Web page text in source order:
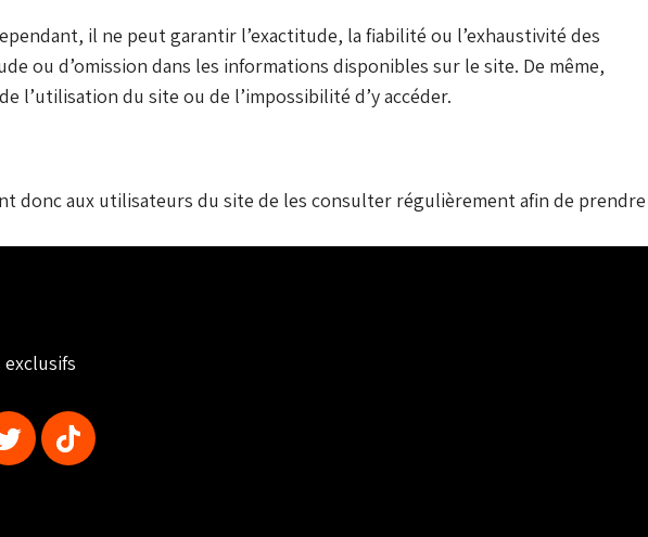
il ne peut garantir l’exactitude, la fiabilité ou l’exhaustivité des
ou d’omission dans les informations disponibles sur le site. De même,
l’utilisation du site ou de l’impossibilité d’y accéder.
donc aux utilisateurs du site de les consulter régulièrement afin de prendre